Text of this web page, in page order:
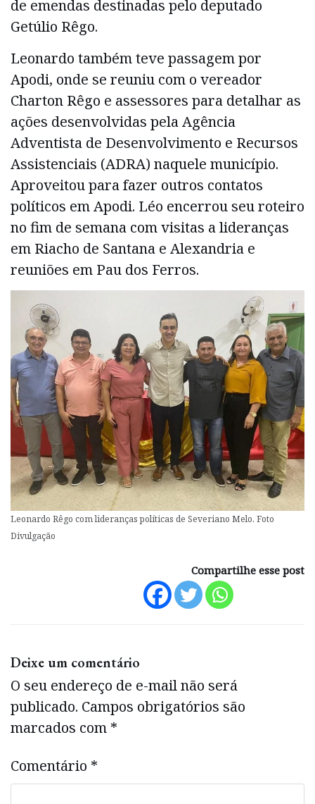
de emendas destinadas pelo deputado
Getúlio Rêgo.
Leonardo também teve passagem por
Apodi, onde se reuniu com o vereador
Charton Rêgo e assessores para detalhar as
ações desenvolvidas pela Agência
Adventista de Desenvolvimento e Recursos
Assistenciais (ADRA) naquele município.
Aproveitou para fazer outros contatos
políticos em Apodi. Léo encerrou seu roteiro
no fim de semana com visitas a lideranças
em Riacho de Santana e Alexandria e
reuniões em Pau dos Ferros.
Leonardo Rêgo com lideranças políticas de Severiano Melo. Foto
Divulgação
Compartilhe esse post
Deixe um comentário
O seu endereço de e-mail não será
publicado. Campos obrigatórios são
marcados com *
Comentário *